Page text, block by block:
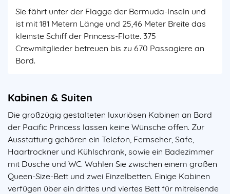
Sie fährt unter der Flagge der Bermuda-Inseln und
ist mit 181 Metern Länge und 25,46 Meter Breite das
kleinste Schiff der Princess-Flotte. 375
Crewmitglieder betreuen bis zu 670 Passagiere an
Bord.
Kabinen & Suiten
Die großzügig gestalteten luxuriösen Kabinen an Bord
der Pacific Princess lassen keine Wünsche offen. Zur
Ausstattung gehören ein Telefon, Fernseher, Safe,
Haartrockner und Kühlschrank, sowie ein Badezimmer
mit Dusche und WC. Wählen Sie zwischen einem großen
Queen-Size-Bett und zwei Einzelbetten. Einige Kabinen
verfügen über ein drittes und viertes Bett für mitreisende